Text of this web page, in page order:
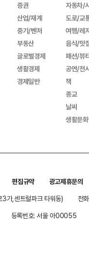
증권
산업/재계
중기/벤처
부동산
글로벌경제
생활경제
경제일반
자동차/
도로/교
여행/레
음식/맛
패션/뷰
공연/전
책
종교
날씨
생활문
편집규약
광고제휴문의
가,센트럴파크 타워동)
전
등록번호: 서울 아00055